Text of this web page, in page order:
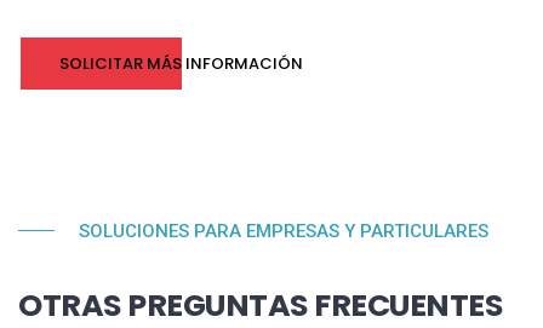
SOLICITAR MÁS INFORMACIÓN
SOLUCIONES PARA EMPRESAS Y PARTICULARES
OTRAS PREGUNTAS FRECUENTES